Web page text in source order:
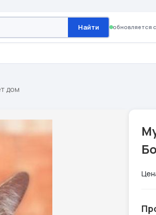
Найти обновляется
дом